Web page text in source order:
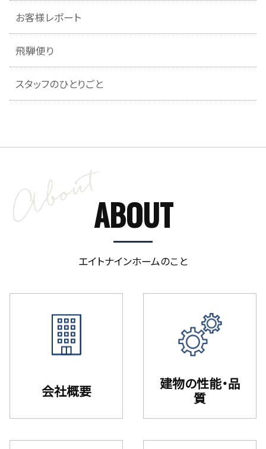
お客様レポート
飛騨便り
スタッフのひとりごと
ABOUT
エイトナインホームのこと
会社概要
建物の性能・品
質